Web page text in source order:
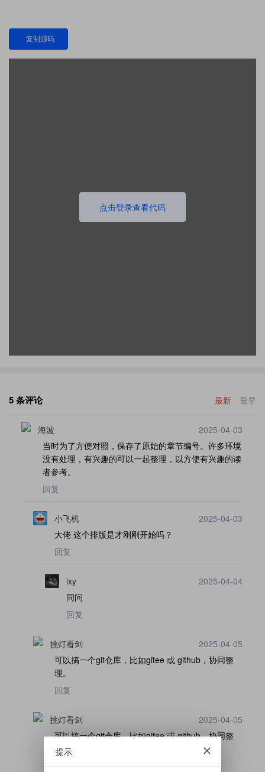
复制源码
点击登录查看代码
5 条评论 最新 最早
海波
2025-04-03
当时为了方便对照，保存了原始的章节编号。许多环境
没有处理，有兴趣的可以一起整理，以方便有兴趣的读
者参考。
回复
小飞机
2025-04-03
大佬 这个排版是才刚刚开始吗？
回复
lxy
2025-04-04
同问
回复
挑灯看剑
2025-04-05
可以搞一个git仓库，比如gitee 或 github，协同整
理。
回复
挑灯看剑
2025-04-05
可以搞一个git仓库，比如gitee 或 github，协同整
理。
提示